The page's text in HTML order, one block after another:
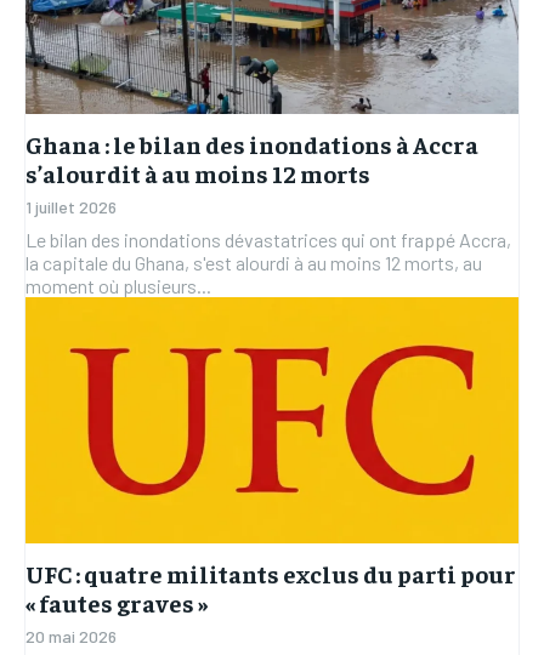
Ghana : le bilan des inondations à Accra
s’alourdit à au moins 12 morts
1 juillet 2026
Le bilan des inondations dévastatrices qui ont frappé Accra,
la capitale du Ghana, s'est alourdi à au moins 12 morts, au
moment où plusieurs...
UFC : quatre militants exclus du parti pour
« fautes graves »
20 mai 2026